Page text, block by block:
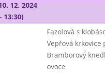
12. 2024
13:30)
Fazolová s
Vepřová krkovice
Bramborový
ovoce